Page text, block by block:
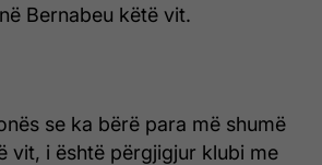
Bernabeu këtë vit.
se ka bërë para më shumë
vit, i është përgjigjur klubi me